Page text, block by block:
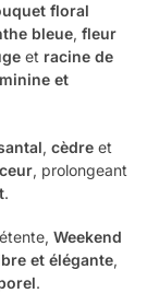
floral
bleue, fleur
et racine de
et
, cèdre et
, prolongeant
.
Weekend
et élégante,
.